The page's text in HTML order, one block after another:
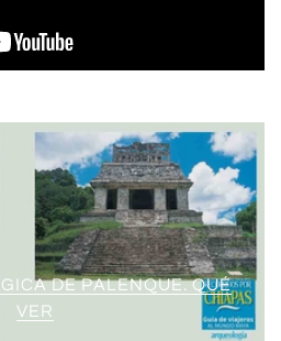
DE PALENQUE. QUÉ
VER